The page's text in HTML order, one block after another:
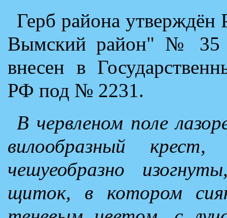
Герб района
Вымский район" № 35
внесен в
РФ под № 2231.
В червленом поле
вилообразный
чешуеобразно
щиток, в котором